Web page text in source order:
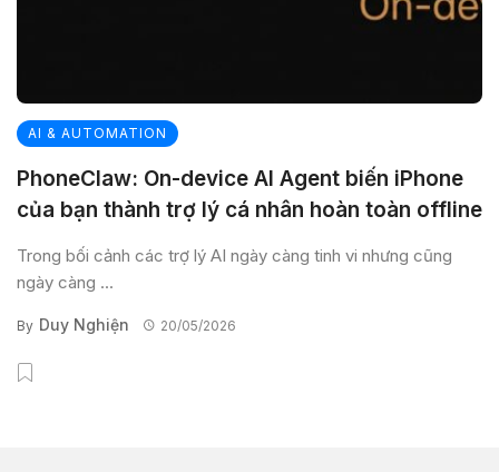
AI & AUTOMATION
PhoneClaw: On-device AI Agent biến iPhone
của bạn thành trợ lý cá nhân hoàn toàn offline
Trong bối cảnh các trợ lý AI ngày càng tinh vi nhưng cũng
ngày càng ...
By Duy Nghiện 20/05/2026